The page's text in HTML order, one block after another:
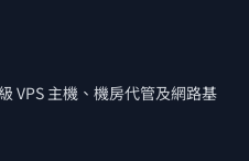
VPS 主機、機房代管及網路基